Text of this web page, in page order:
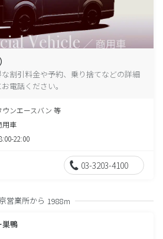
割引料金や予約、乗り捨てなどの詳細
電話ください。
ウンエースバン 等
用車
22:00
03-3203-4100
営業所から 1988m
巣鴨